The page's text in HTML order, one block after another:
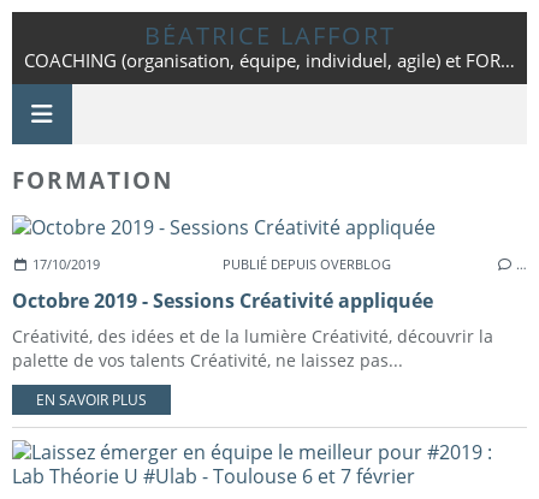
BÉATRICE LAFFORT
COACHING (organisation, équipe, individuel, agile) et FORMATION - Toulouse - 06 42 25 86 01
FORMATION
17/10/2019 PUBLIÉ DEPUIS OVERBLOG …
Octobre 2019 - Sessions Créativité appliquée
Créativité, des idées et de la lumière Créativité, découvrir la
palette de vos talents Créativité, ne laissez pas...
EN SAVOIR PLUS